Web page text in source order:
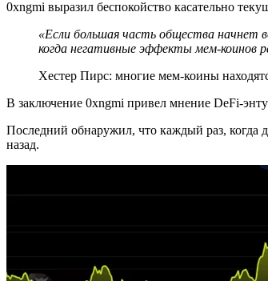
0xngmi выразил беспокойство касательно
«Если большая часть общества начнет
когда негативные эффекты мем-коинов
Хестер Пирс: многие мем-коины
В заключение 0xngmi привел мнение DeFi-
Последний обнаружил, что каждый раз, когда
назад.